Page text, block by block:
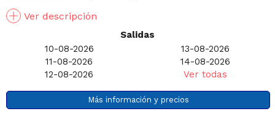
Ver descripción
Salidas
10-08-2026
11-08-2026
12-08-2026
13-08-2026
14-08-2026
Ver todas
Más información y precios